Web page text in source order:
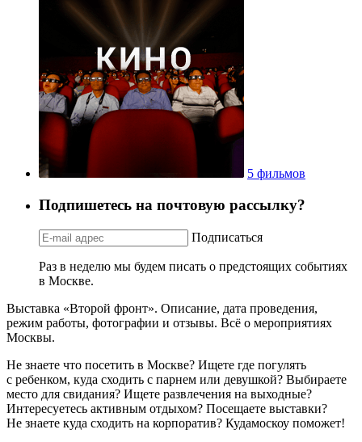
5 фильмов
Подпишетесь на почтовую рассылку?
Подписаться
Раз в неделю мы будем писать о предстоящих событиях
в Москве.
Выставка «Второй фронт». Описание, дата проведения,
режим работы, фотографии и отзывы. Всё о мероприятиях
Москвы.
Не знаете что посетить в Москве? Ищете где погулять
с ребенком, куда сходить с парнем или девушкой? Выбираете
место для свидания? Ищете развлечения на выходные?
Интересуетесь активным отдыхом? Посещаете выставки?
Не знаете куда сходить на корпоратив? Кудамоскоу поможет!